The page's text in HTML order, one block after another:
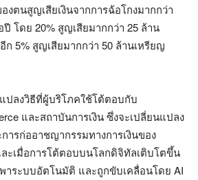
งตนสูญเสียเงินจากการฉ้อโกงมากกว่า
โดย 20% สูญเสียมากกว่า 25 ล้าน
5% สูญเสียมากกว่า 50 ล้านเหรียญ
แปลงวิธีที่ผู้บริโภคใช้โต้ตอบกับ
และสถาบันการเงิน ซึ่งจะเปลี่ยนแปลง
ารก่ออาชญากรรมทางการเงินของ
ะเมื่อการโต้ตอบบนโลกดิจิทัลเติบโตขึ้น
าระบบอัตโนมัติ และถูกขับเคลื่อนโดย AI